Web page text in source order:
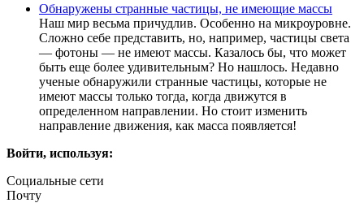
Обнаружены странные частицы, не имеющие массы
Наш мир весьма причудлив. Особенно на микроуровне.
Сложно себе представить, но, например, частицы света
— фотоны — не имеют массы. Казалось бы, что может
быть еще более удивительным? Но нашлось. Недавно
ученые обнаружили странные частицы, которые не
имеют массы только тогда, когда движутся в
определенном направлении. Но стоит изменить
направление движения, как масса появляется!
Войти, используя:
Социальные сети
Почту